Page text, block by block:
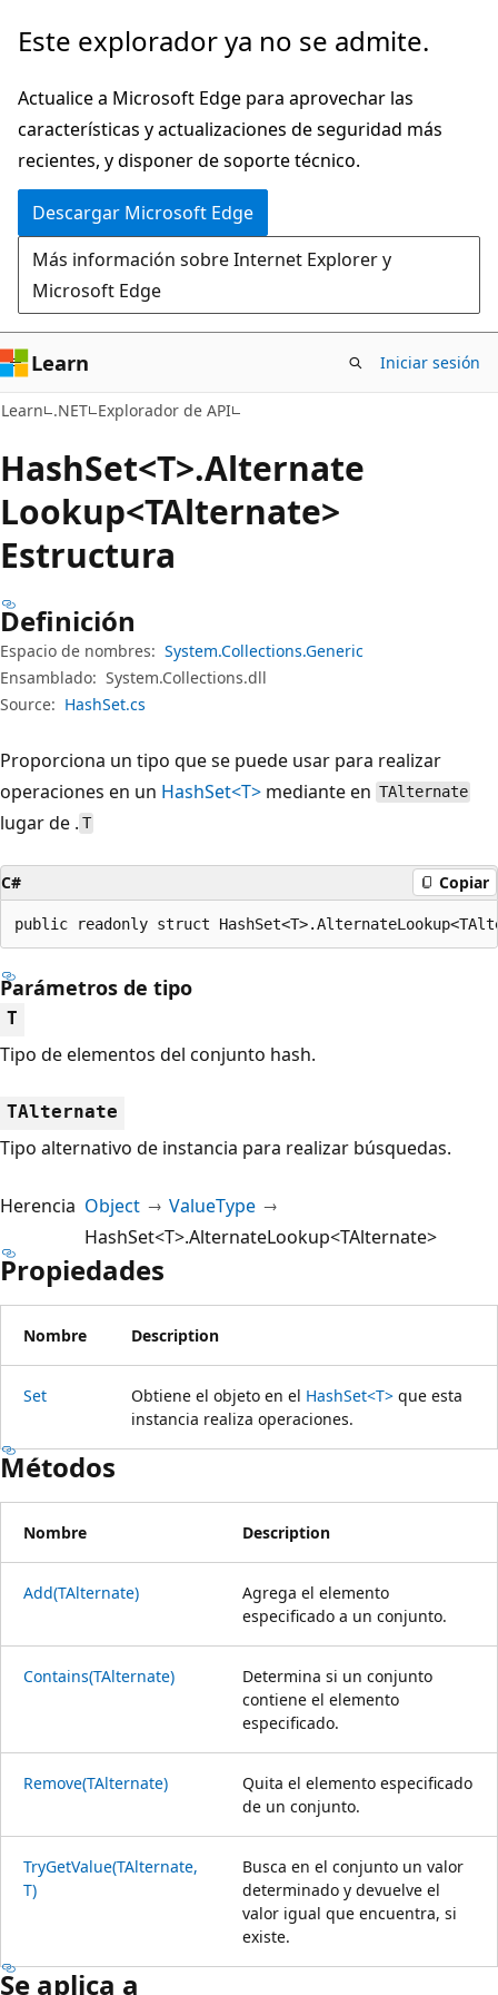
Ir
contenido
principal
Ir
la
navegación
en
la
página
Este explorador ya no se admite.
Actualice a Microsoft Edge para aprovechar las
características y actualizaciones de seguridad más
recientes, y disponer de soporte técnico.
Descargar Microsoft Edge
Más información sobre Internet Explorer y
Microsoft Edge
Learn Iniciar sesión
Learn .NET Explorador de API
HashSet<T>.Alternate
Lookup<TAlternate>
Estructura
Definición
Espacio de nombres: System.Collections.Generic
Ensamblado: System.Collections.dll
Source: HashSet.cs
Proporciona un tipo que se puede usar para realizar
operaciones en un HashSet<T> mediante en TAlternate
lugar de . T
C# Copiar
public readonly struct
Parámetros de tipo
T
Tipo de elementos del conjunto hash.
TAlternate
Tipo alternativo de instancia para realizar búsquedas.
Herencia Object
ValueType
HashSet<T>.AlternateLookup<TAlternate>
Propiedades
Nombre Description
Set Obtiene el objeto en el HashSet<T> que esta
instancia realiza operaciones.
Métodos
Nombre Description
Add(TAlternate)
Agrega el elemento
especificado a un conjunto.
Contains(TAlternate)
Determina si un conjunto
contiene el elemento
especificado.
Remove(TAlternate)
Quita el elemento especificado
de un conjunto.
TryGetValue(TAlternate,
T)
Busca en el conjunto un valor
determinado y devuelve el
valor igual que encuentra, si
existe.
Se aplica a